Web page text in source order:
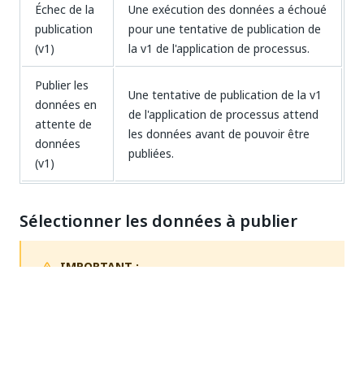
Échec de la
publication
(v1)
Une exécution des données a échoué
pour une tentative de publication de
la v1 de l'application de processus.
Publier les
données en
attente de
données
(v1)
Une tentative de publication de la v1
de l'application de processus attend
les données avant de pouvoir être
publiées.
Sélectionner les données à publier
IMPORTANT :